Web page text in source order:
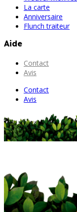
La carte
Anniversaire
Flunch traiteur
Aide
Contact
Avis
Contact
Avis